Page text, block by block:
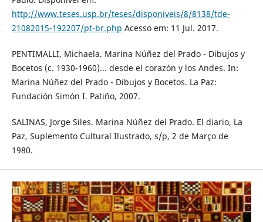
http://www.teses.usp.br/teses/disponiveis/8/8138/tde-
21082015-192207/pt-br.php Acesso em: 11 Jul. 2017.
PENTIMALLI, Michaela. Marina Núñez del Prado - Dibujos y
Bocetos (c. 1930-1960)... desde el corazón y los Andes. In:
Marina Núñez del Prado - Dibujos y Bocetos. La Paz:
Fundación Simón I. Patiño, 2007.
SALINAS, Jorge Siles. Marina Núñez del Prado. El diario, La
Paz, Suplemento Cultural Ilustrado, s/p, 2 de Março de
1980.